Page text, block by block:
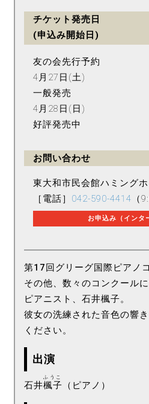
チケット発売日
(申込み開始日)
友の会先行予約
4月27日(土)
一般発売
4月28日(日)
好評発売中
お問い合わせ
東大和市民会館ハミング
［電話］ 042-590-4414 （
お申込み（インタ
第17回グリーグ国際ピアノ
その他、数々のコンクール
ピアニスト、石井楓子。
彼女の洗練された音色の響
ください。
出演
石井楓子
ふうこ
（ピアノ）